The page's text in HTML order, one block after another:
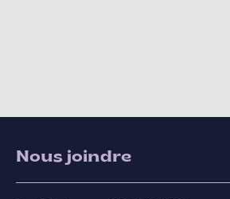
Nous joindre